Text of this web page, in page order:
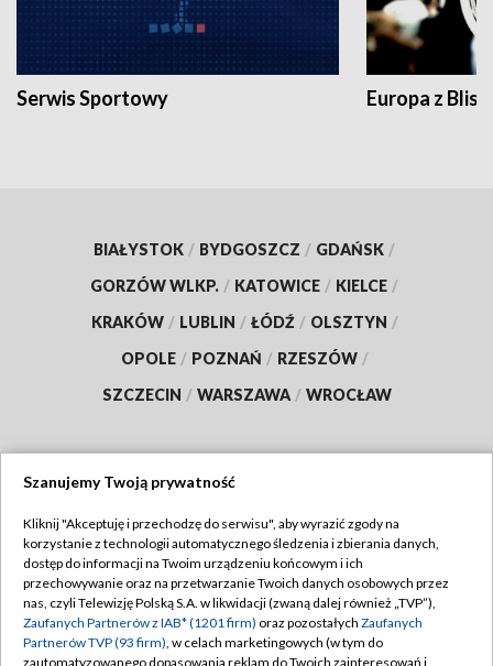
Serwis Sportowy Europa z
BIAŁYSTOK / BYDGOSZCZ / GDAŃSK /
GORZÓW WLKP. / KATOWICE / KIELCE /
KRAKÓW / LUBLIN / ŁÓDŹ / OLSZTYN /
OPOLE / POZNAŃ / RZESZÓW /
SZCZECIN / WARSZAWA / WROCŁAW
TVP
Abonament TVP
Emisja w TVP
Centrum informacji TVP
Regulamin TVP
Polityka prywatności
Moje zgody
Szanujemy Twoją prywatność
Kliknij "Akceptuję i przechodzę do serwisu", aby wyrazić zgody na
korzystanie z technologii automatycznego śledzenia i zbierania danych,
dostęp do informacji na Twoim urządzeniu końcowym i ich
przechowywanie oraz na przetwarzanie Twoich danych osobowych przez
nas, czyli Telewizję Polską S.A. w likwidacji (zwaną dalej również „TVP”),
Zaufanych Partnerów z IAB* (1201 firm) oraz pozostałych Zaufanych
Partnerów TVP (93 firm), w celach marketingowych (w tym do
zautomatyzowanego dopasowania reklam do Twoich zainteresowań i